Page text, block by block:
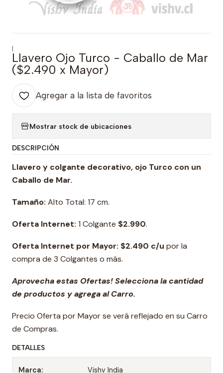
|
Llavero Ojo Turco - Caballo de Mar
($2.490 x Mayor)
Agregar a la lista de favoritos
Mostrar stock de ubicaciones
DESCRIPCIÓN
Llavero y colgante decorativo, ojo Turco con un
Caballo de Mar.
Tamaño: Alto Total: 17 cm.
Oferta Internet: 1 Colgante $2.990.
Oferta Internet por Mayor: $2.490 c/u por la
compra de 3 Colgantes o más.
Aprovecha estas Ofertas! Selecciona la cantidad
de productos y agrega al Carro.
Precio Oferta por Mayor se verá reflejado en su Carro
de Compras.
DETALLES
Marca: Vishv India